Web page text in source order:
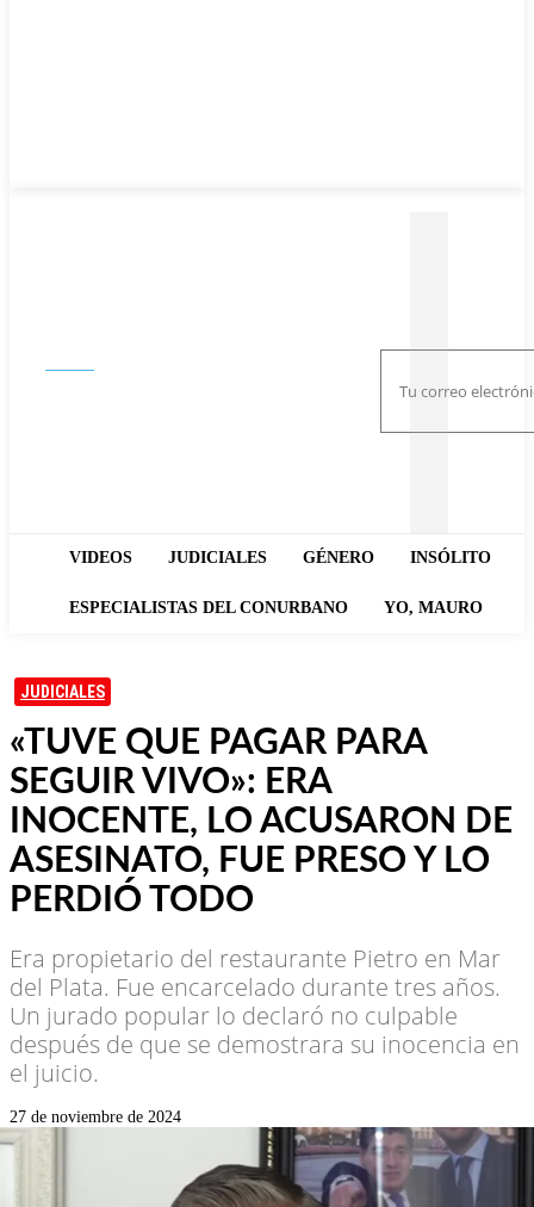
VIDEOS JUDICIALES GÉNERO INSÓLITO
ESPECIALISTAS DEL CONURBANO YO, MAURO
JUDICIALES
«TUVE QUE PAGAR PARA
SEGUIR VIVO»: ERA
INOCENTE, LO ACUSARON DE
ASESINATO, FUE PRESO Y LO
PERDIÓ TODO
Era propietario del restaurante Pietro en Mar
del Plata. Fue encarcelado durante tres años.
Un jurado popular lo declaró no culpable
después de que se demostrara su inocencia en
el juicio.
27 de noviembre de 2024